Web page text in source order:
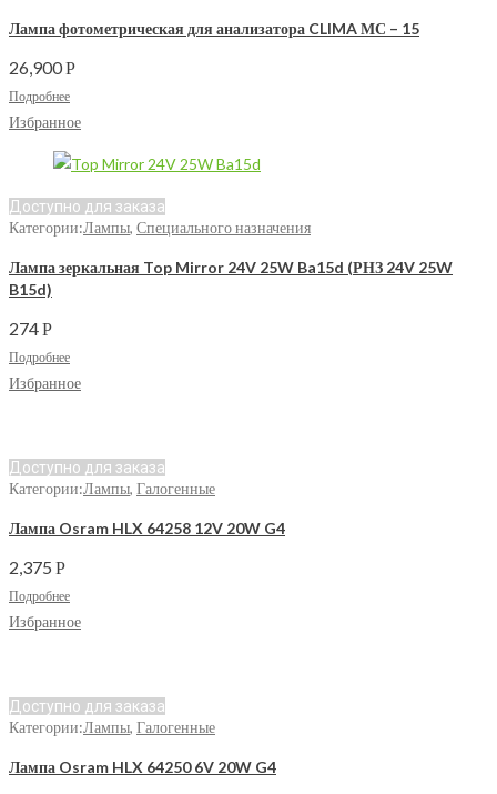
Лампа фотометрическая для анализатора CLIMA МС – 15
26,900Р
Подробнее
Избранное
Доступно для заказа
Категории:Лампы, Специального назначения
Лампа зеркальная Top Mirror 24V 25W Ba15d (РНЗ 24V 25W
B15d)
274Р
Подробнее
Избранное
Доступно для заказа
Категории:Лампы, Галогенные
Лампа Osram HLX 64258 12V 20W G4
2,375 Р
Подробнее
Избранное
Доступно для заказа
Категории:Лампы, Галогенные
Лампа Osram HLX 64250 6V 20W G4